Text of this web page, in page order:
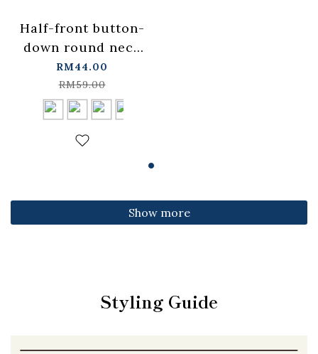
Half-front button-
down round neck
fitted top,
available in four
colors【01099501】
in stock+pre-order
RM44.00
RM59.00
Show more
Styling Guide